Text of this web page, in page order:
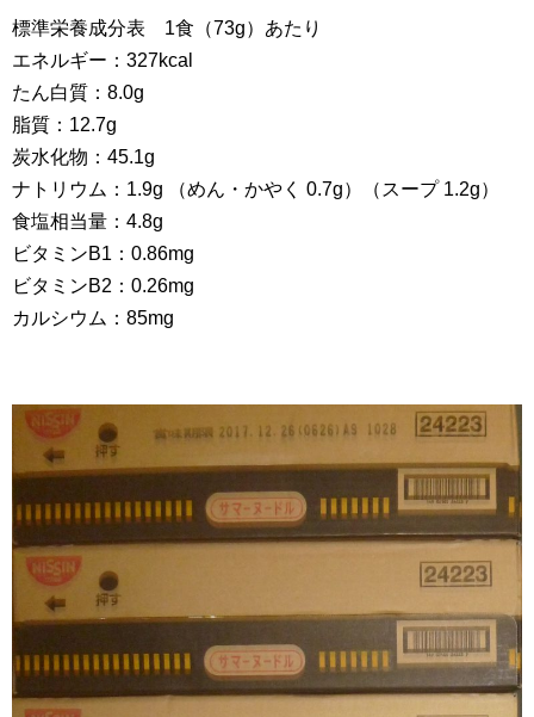
標準栄養成分表 1食（73g）あたり
エネルギー：327kcal
たん白質：8.0g
脂質：12.7g
炭水化物：45.1g
ナトリウム：1.9g （めん・かやく 0.7g）（スープ 1.2g）
食塩相当量：4.8g
ビタミンB1：0.86mg
ビタミンB2：0.26mg
カルシウム：85mg